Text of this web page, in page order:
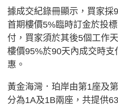
據成交紀錄冊顯示，買家採
首期樓價5%臨時訂金於投
付，買家須於其後5個工作
樓價95%於90天內成交時
惠。
黃金海灣．珀岸由第1座及
分為1A及1B兩座，共提供